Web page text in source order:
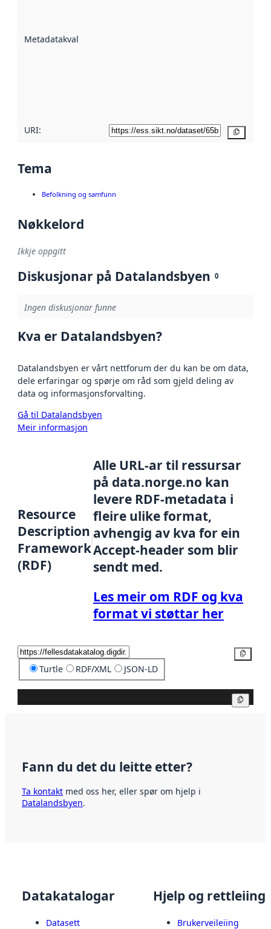
Metadatakvalitet
URI:
Tema
Befolkning og samfunn
Nøkkelord
Ikkje oppgitt
Diskusjonar på Datalandsbyen 0
Ingen diskusjonar funne
Kva er Datalandsbyen?
Datalandsbyen er vårt nettforum der du kan be om data,
dele erfaringar og spørje om råd som gjeld deling av
data og informasjonsforvalting.
Gå til Datalandsbyen
Meir informasjon
Resource
Description
Framework
(RDF)
Alle URL-ar til ressursar
på data.norge.no kan
levere RDF-metadata i
fleire ulike format,
avhengig av kva for ein
Accept-header som blir
sendt med.
Les meir om RDF og kva
format vi støttar her
Turtle RDF/XML JSON-LD
Fann du det du leitte etter?
Ta kontakt med oss her, eller spør om hjelp i
Datalandsbyen.
Datakatalogar
Datasett
Hjelp og rettleiing
Brukerveileiing